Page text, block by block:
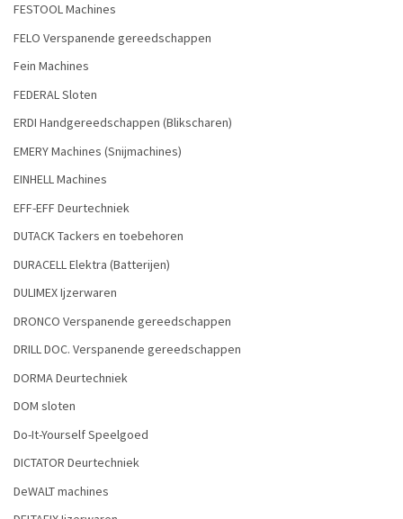
FESTOOL Machines
FELO Verspanende gereedschappen
Fein Machines
FEDERAL Sloten
ERDI Handgereedschappen (Blikscharen)
EMERY Machines (Snijmachines)
EINHELL Machines
EFF-EFF Deurtechniek
DUTACK Tackers en toebehoren
DURACELL Elektra (Batterijen)
DULIMEX Ijzerwaren
DRONCO Verspanende gereedschappen
DRILL DOC. Verspanende gereedschappen
DORMA Deurtechniek
DOM sloten
Do-It-Yourself Speelgoed
DICTATOR Deurtechniek
DeWALT machines